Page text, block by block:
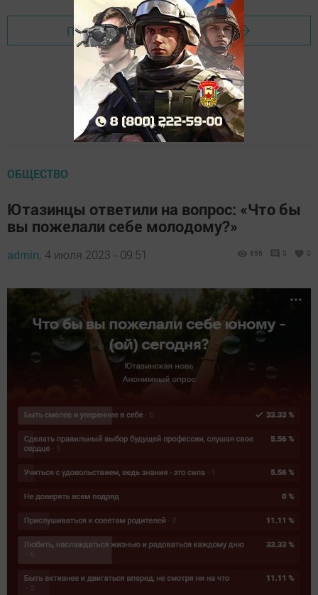
Перейти на страницу новости
ОБЩЕСТВО
Ютазинцы ответили на вопрос: «Что бы
вы пожелали себе молодому?»
admin, 4 июля 2023 - 09:51 656 0 0